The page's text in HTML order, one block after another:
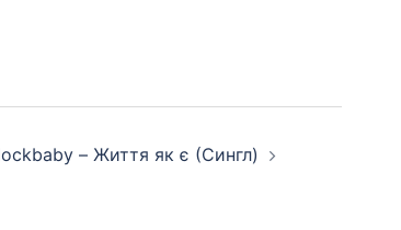
– Життя як є (Сингл)